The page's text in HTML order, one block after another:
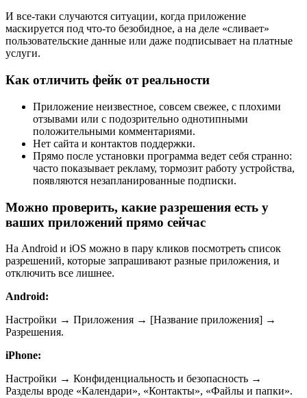
И все-таки случаются ситуации, когда приложение
маскируется под что-то безобидное, а на деле «сливает»
пользовательские данные или даже подписывает на платные
услуги.
Как отличить фейк от реальности
Приложение неизвестное, совсем свежее, с плохими
отзывами или с подозрительно однотипными
положительными комментариями.
Нет сайта и контактов поддержки.
Прямо после установки программа ведет себя странно:
часто показывает рекламу, тормозит работу устройства,
появляются незапланированные подписки.
Можно проверить, какие разрешения есть у
ваших приложений прямо сейчас
На Android и iOS можно в пару кликов посмотреть список
разрешений, которые запрашивают разные приложения, и
отключить все лишнее.
Android:
Настройки → Приложения → [Название приложения] →
Разрешения.
iPhone:
Настройки → Конфиденциальность и безопасность →
Разделы вроде «Календари», «Контакты», «Файлы и папки».